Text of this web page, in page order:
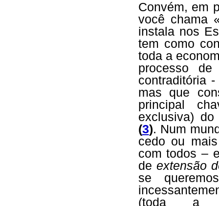
Convém, em
você chama
instala nos
tem como
toda a
processo de
contraditória
mas que
principal
exclusiva)
(3). Num
cedo ou
com todos –
de extensão
se
(toda a